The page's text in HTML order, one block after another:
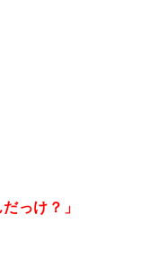
っけ？」